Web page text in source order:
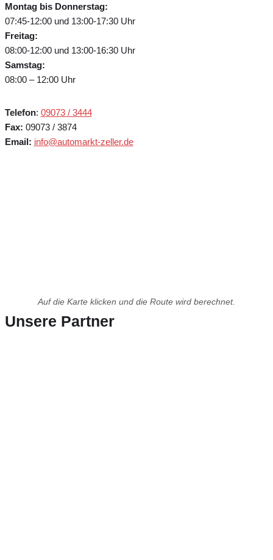
Montag bis Donnerstag:
07:45-12:00 und 13:00-17:30 Uhr
Freitag:
08:00-12:00 und 13:00-16:30 Uhr
Samstag:
08:00 – 12:00 Uhr
Telefon: 09073 / 3444
Fax: 09073 / 3874
Email: info@automarkt-zeller.de
Auf die Karte klicken und die Route wird berechnet.
Unsere Partner